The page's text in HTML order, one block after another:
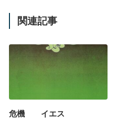
関連記事
危機 イエス